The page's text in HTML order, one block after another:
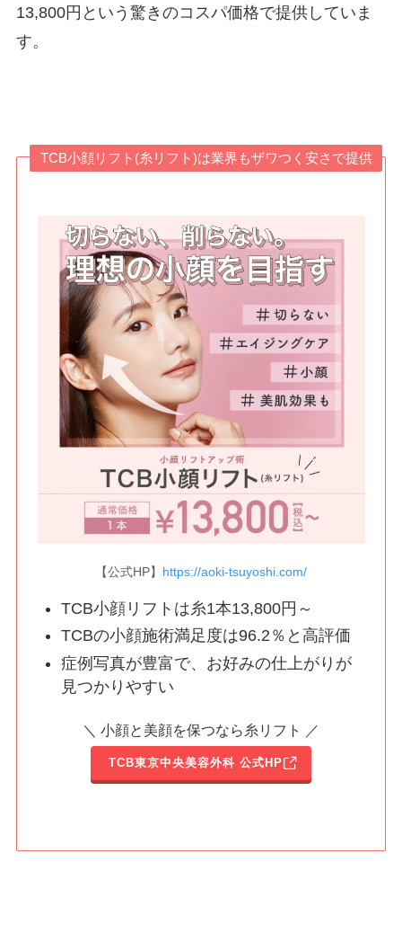
13,800円という驚きのコスパ価格で提供していま
す。
TCB小顔リフト(糸リフト)は業界もザワつく安さで提供
【公式HP】 https://aoki-tsuyoshi.com/
TCB小顔リフトは糸1本13,800円～
TCBの小顔施術満足度は96.2％と高評価
症例写真が豊富で、お好みの仕上がりが
見つかりやすい
＼ 小顔と美顔を保つなら糸リフト ／
TCB東京中央美容外科 公式HP